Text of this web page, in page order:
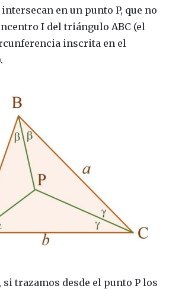
en un punto P, que no
I del triángulo ABC (el
inscrita en el
si trazamos desde el punto P los